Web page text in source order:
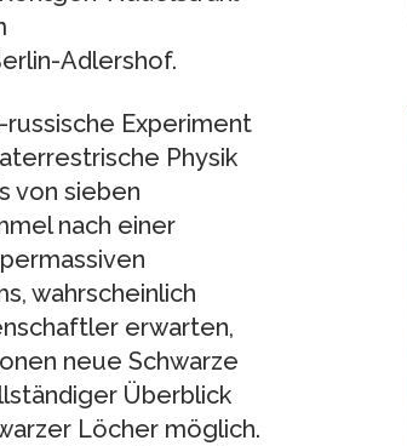
Adlershof.
Experiment
Physik
von sieben
nach einer
wahrscheinlich
erwarten,
neue Schwarze
Überblick
Löcher möglich.